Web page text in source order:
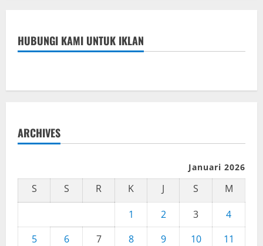
HUBUNGI KAMI UNTUK IKLAN
ARCHIVES
Januari 2026
S S R K J S
M
1
2 3
4
5
6 7 8 9 10
11